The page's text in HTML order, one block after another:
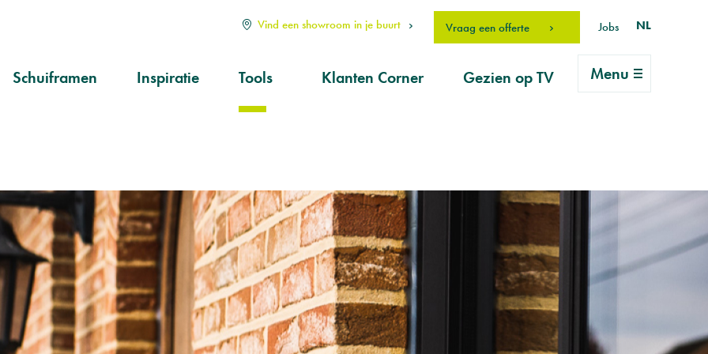
Vind een showroom in je buurt Vraag een offerte Jobs NL
Schuiframen Inspiratie Tools Klanten Corner
producten
KwadrO Fan
Gezien op TV Menu